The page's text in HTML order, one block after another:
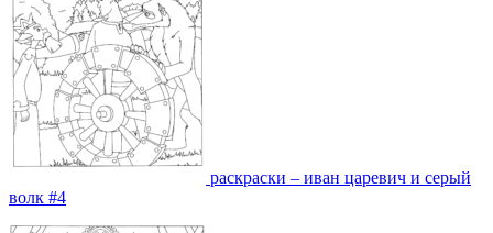
раскраски – иван царевич и серый
волк #4